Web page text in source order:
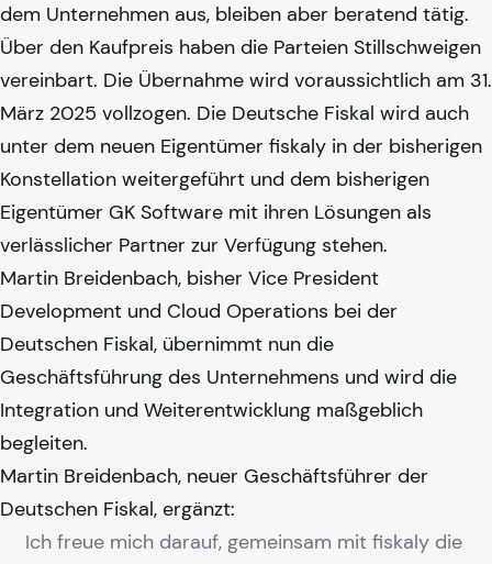
dem Unternehmen aus, bleiben aber beratend tätig.
Über den Kaufpreis haben die Parteien Stillschweigen
vereinbart. Die Übernahme wird voraussichtlich am 31.
März 2025 vollzogen. Die Deutsche Fiskal wird auch
unter dem neuen Eigentümer fiskaly in der bisherigen
Konstellation weitergeführt und dem bisherigen
Eigentümer GK Software mit ihren Lösungen als
verlässlicher Partner zur Verfügung stehen.
Martin Breidenbach, bisher Vice President
Development und Cloud Operations bei der
Deutschen Fiskal, übernimmt nun die
Geschäftsführung des Unternehmens und wird die
Integration und Weiterentwicklung maßgeblich
begleiten.
Martin Breidenbach, neuer Geschäftsführer der
Deutschen Fiskal, ergänzt:
Ich freue mich darauf, gemeinsam mit fiskalydie